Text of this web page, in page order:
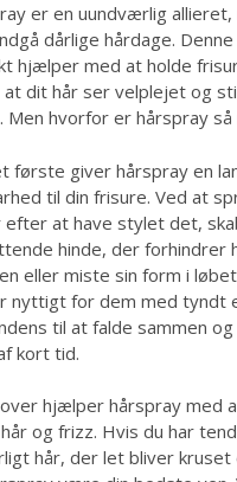
er en uundværlig
dårlige hårdage.
hjælper med at holde
at dit hår ser velplejet og
Men hvorfor er hårspray
første giver hårspray en
til din frisure. Ved at
efter at have stylet det,
hinde, der forhindrer
eller miste sin form i
nyttigt for dem med tyndt
til at falde sammen
kort tid.
hjælper hårspray med
og frizz. Hvis du har
hår, der let bliver kruset